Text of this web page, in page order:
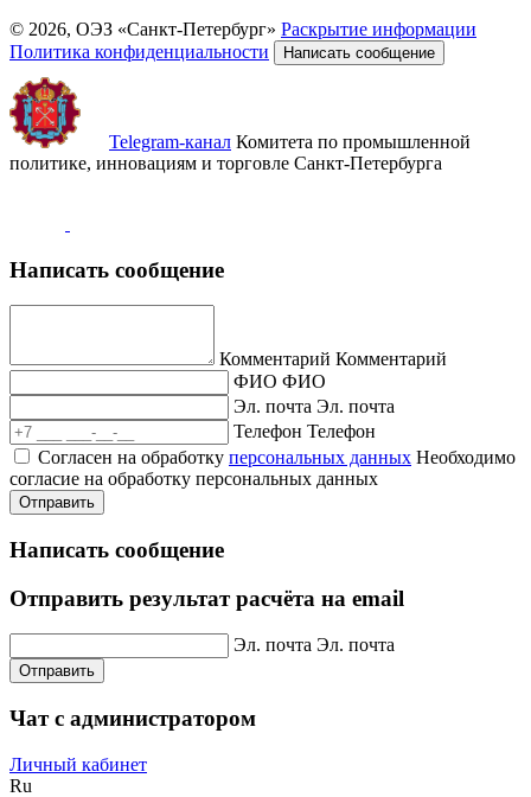
© 2026, ОЭЗ «Санкт-Петербург» Раскрытие информации
Политика конфиденциальности
Написать сообщение
Telegram-канал Комитета по промышленной
политике, инновациям и торговле Санкт-Петербурга
Написать сообщение
Комментарий Комментарий
ФИО ФИО
Эл. почта Эл. почта
Телефон Телефон
Согласен на обработку персональных данных Необходимо
согласие на обработку персональных данных
Отправить
Написать сообщение
Отправить результат расчёта на email
Эл. почта Эл. почта
Отправить
Чат с администратором
Личный кабинет
Ru